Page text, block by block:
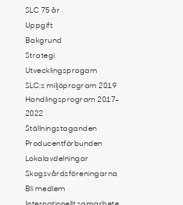
SLC 75 år
Uppgift
Bakgrund
Strategi
Utvecklingsprogam
SLC:s miljöprogram 2019
Handlingsprogram 2017-
2022
Ställningstaganden
Producentförbunden
Lokalavdelningar
Skogsvårdsföreningarna
Bli medlem